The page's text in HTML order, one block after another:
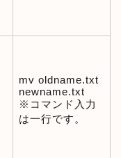
mv oldname.txt
newname.txt
※コマンド入力
は一行です。